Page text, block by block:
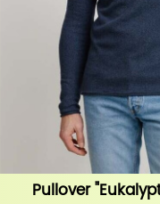
Pullover